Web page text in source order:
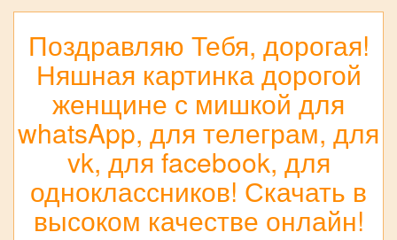
Поздравляю Тебя, дорогая!
Няшная картинка дорогой
женщине с мишкой для
whatsApp, для телеграм, для
vk, для facebook, для
одноклассников! Скачать в
высоком качестве онлайн!